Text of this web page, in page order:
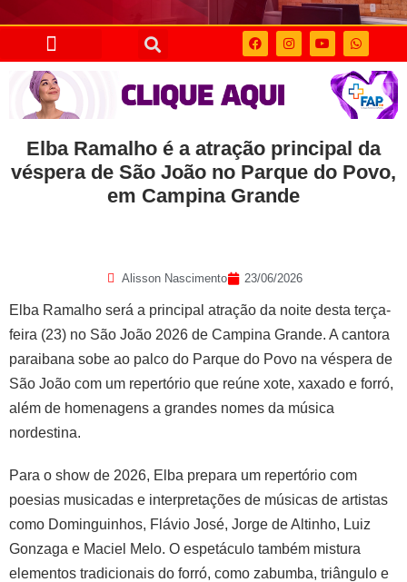
Elba Ramalho é a atração principal da
véspera de São João no Parque do Povo,
em Campina Grande
Alisson Nascimento 23/06/2026
Elba Ramalho será a principal atração da noite desta terça-
feira (23) no São João 2026 de Campina Grande. A cantora
paraibana sobe ao palco do Parque do Povo na véspera de
São João com um repertório que reúne xote, xaxado e forró,
além de homenagens a grandes nomes da música
nordestina.
Para o show de 2026, Elba prepara um repertório com
poesias musicadas e interpretações de músicas de artistas
como Dominguinhos, Flávio José, Jorge de Altinho, Luiz
Gonzaga e Maciel Melo. O espetáculo também mistura
elementos tradicionais do forró, como zabumba, triângulo e